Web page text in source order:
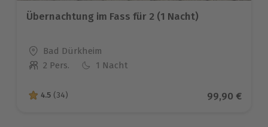
Übernachtung im Fass für 2 (1 Nacht)
Standort
Bad Dürkheim
Anzahl der Teilnehmer
2 Pers. 1 Nacht
4.5 von 5 Sternen basierend auf 34 Bewertungen
4.5 (34) Aktueller
99,90 €